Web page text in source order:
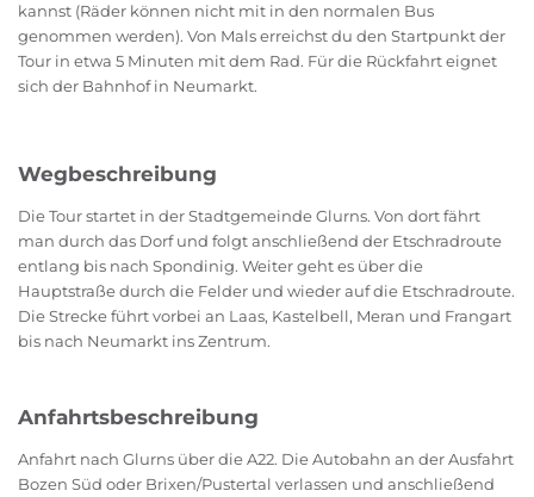
kannst (Räder können nicht mit in den normalen Bus
genommen werden). Von Mals erreichst du den Startpunkt der
Tour in etwa 5 Minuten mit dem Rad. Für die Rückfahrt eignet
sich der Bahnhof in Neumarkt.
Wegbeschreibung
Die Tour startet in der Stadtgemeinde Glurns. Von dort fährt
man durch das Dorf und folgt anschließend der Etschradroute
entlang bis nach Spondinig. Weiter geht es über die
Hauptstraße durch die Felder und wieder auf die Etschradroute.
Die Strecke führt vorbei an Laas, Kastelbell, Meran und Frangart
bis nach Neumarkt ins Zentrum.
Anfahrtsbeschreibung
Anfahrt nach Glurns über die A22. Die Autobahn an der Ausfahrt
Bozen Süd oder Brixen/Pustertal verlassen und anschließend